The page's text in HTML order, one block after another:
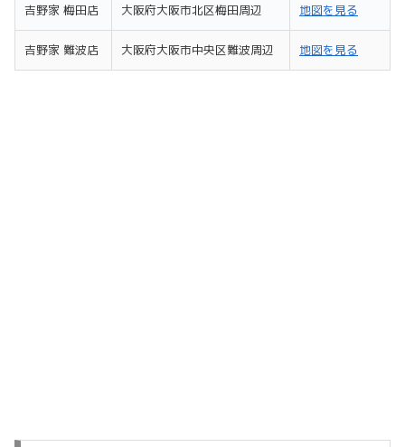
吉野家 梅田店 大阪府大阪市北区梅田周辺 地図を見る
吉野家 難波店 大阪府大阪市中央区難波周辺 地図を見る